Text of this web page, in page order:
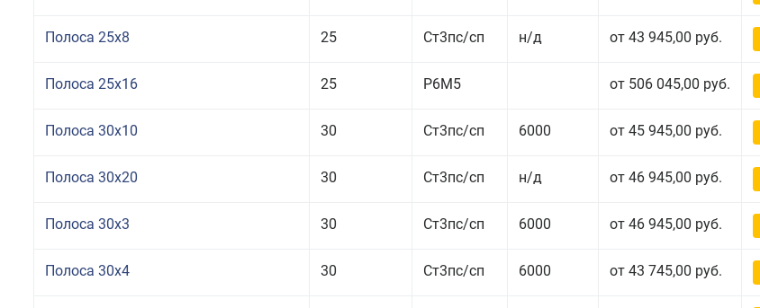
Полоса 25x8 25 Ст3пс/сп н/д от 43 945,00 руб.
Полоса 25x16 25 Р6М5 от 506 045,00 руб.
Полоса 30x10 30 Ст3пс/сп 6000 от 45 945,00 руб.
Полоса 30x20 30 Ст3пс/сп н/д от 46 945,00 руб.
Полоса 30x3 30 Ст3пс/сп 6000 от 46 945,00 руб.
Полоса 30x4 30 Ст3пс/сп 6000 от 43 745,00 руб.